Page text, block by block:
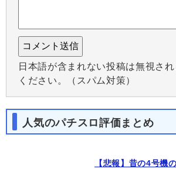
日本語が含まれない投稿は無視さ
ください。（スパム対策）
人気のパチスロ評価まとめ
【悲報】昔の4号機